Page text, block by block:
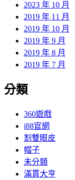
2023 年 10 月
2019 年 11 月
2019 年 10 月
2019 年 9 月
2019 年 8 月
2019 年 7 月
分類
360遊戲
i88官網
割雙眼皮
帽子
未分類
滿貫大亨